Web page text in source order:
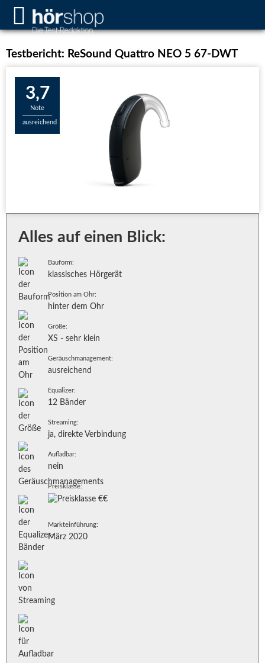
Testbericht: ReSound Quattro NEO 5 67-DWT
3,7
Note
ausreichend
Alles auf einen Blick:
Bauform:
klassisches Hörgerät
Position am Ohr:
hinter dem Ohr
Größe:
XS - sehr klein
Geräuschmanagement:
ausreichend
Equalizer:
12 Bänder
Streaming:
ja, direkte Verbindung
Aufladbar:
nein
Preisklasse:
Markteinführung:
März 2020